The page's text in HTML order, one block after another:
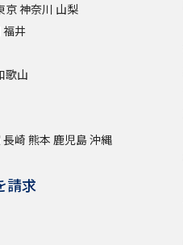
京神奈川 山梨
福井
歌山
長崎 熊本 鹿児島沖縄
請求